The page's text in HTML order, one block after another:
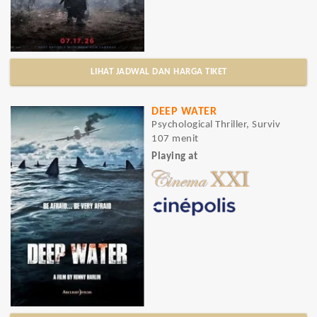
LIHAT JADWAL DAN HARGA TIKET
DEEP WATER
Psychological Thriller, Surviv
107 menit
Playing at